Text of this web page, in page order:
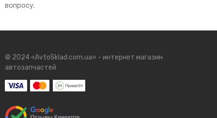
вопросу.
© 2024 «AvtoSklad.com.ua» - интернет магазин
автозапчастей